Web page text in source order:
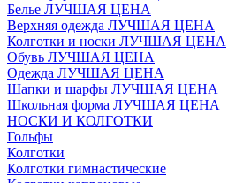
Белье ЛУЧШАЯ ЦЕНА
Верхняя одежда ЛУЧШАЯ ЦЕНА
Колготки и носки ЛУЧШАЯ ЦЕНА
Обувь ЛУЧШАЯ ЦЕНА
Одежда ЛУЧШАЯ ЦЕНА
Шапки и шарфы ЛУЧШАЯ ЦЕНА
Школьная форма ЛУЧШАЯ ЦЕНА
НОСКИ И КОЛГОТКИ
Гольфы
Колготки
Колготки гимнастические